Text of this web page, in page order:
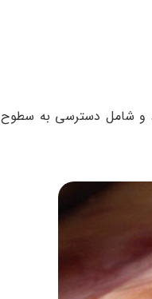
و شامل دسترسی به سطوح